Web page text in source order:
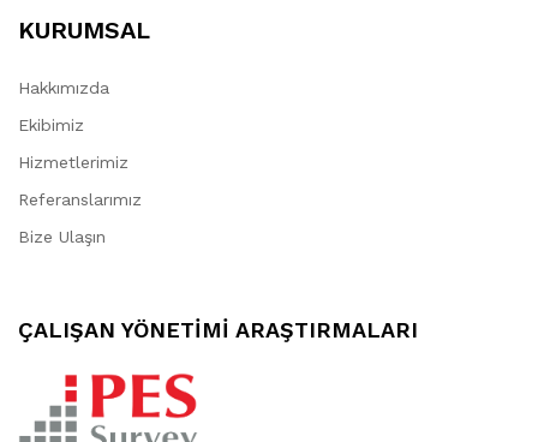
KURUMSAL
Hakkımızda
Ekibimiz
Hizmetlerimiz
Referanslarımız
Bize Ulaşın
ÇALIŞAN YÖNETİMİ ARAŞTIRMALARI